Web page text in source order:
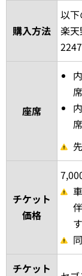
購入方法
以下
楽
座席
席
席
チケット
価格
チケット